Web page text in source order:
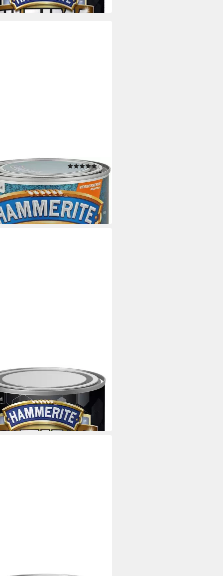
Werktagen bei dir
Dunkelgrün
/ 63095
(1)
€
€/ 1 l)
bei dir
Hammerite
ULTIMA 750 ml
€
€/ 1 l)
bei dir